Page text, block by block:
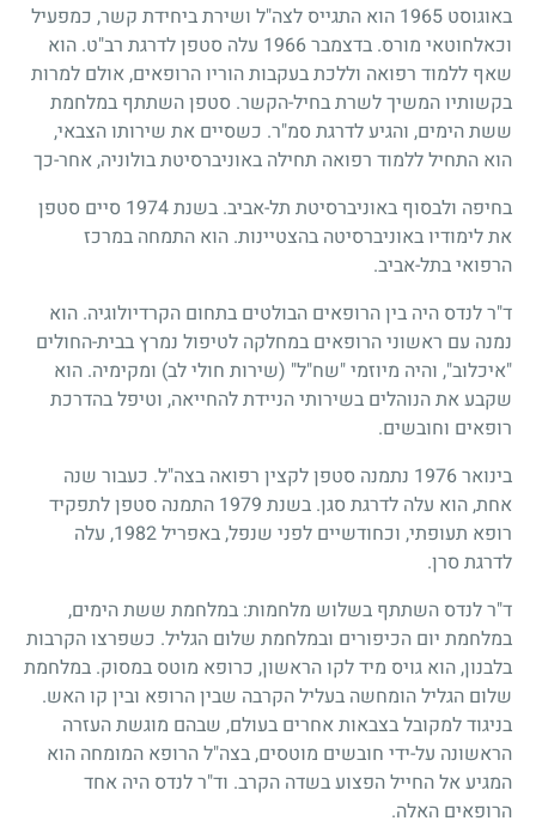
באוגוסט 1965 הוא התגייס לצה"ל ושירת ביחידת קשר, כמפעיל
וכאלחוטאי מורס. בדצמבר1966 עלה סטפן לדרגת רב"ט. הוא
שאף ללמוד רפואה וללכת בעקבות הוריו הרופאים, אולם למרות
בקשותיו המשיך לשרת בחיל-הקשר. סטפן השתתף במלחמת
ששת הימים, והגיע לדרגת סמ"ר. כשסיים את שירותו הצבאי,
הוא התחיל ללמוד רפואה תחילה באוניברסיטת בולוניה, אחר-כך
בחיפה ולבסוף באוניברסיטת תל-אביב. בשנת1974 סיים סטפן
את לימודיו באוניברסיטה בהצטיינות. הוא התמחה במרכז
הרפואי בתל-אביב.
ד"ר לנדס היה בין הרופאים הבולטים בתחום הקרדיולוגיה. הוא
נמנה עם ראשוני הרופאים במחלקה לטיפול נמרץ בבית-החולים
"איכלוב", והיה מיוזמי "שח"ל" (שירות חולי לב) ומקימיה. הוא
שקבע את הנוהלים בשירותי הניידת להחייאה, וטיפל בהדרכת
רופאים וחובשים.
בינואר1976 נתמנה סטפן לקצין רפואה בצה"ל. כעבור שנה
אחת, הוא עלה לדרגת סגן. בשנת 1979 התמנה סטפן לתפקיד
רופא תעופתי, וכחודשיים לפני שנפל, באפריל1982, עלה
לדרגת סרן.
ד"ר לנדס השתתף בשלוש מלחמות: במלחמת ששת הימים,
במלחמת יום הכיפורים ובמלחמת שלום הגליל. כשפרצו הקרבות
בלבנון, הוא גויס מיד לקו הראשון, כרופא מוטס במסוק. במלחמת
שלום הגליל הומחשה בעליל הקרבה שבין הרופא ובין קו האש.
בניגוד למקובל בצבאות אחרים בעולם, שבהם מוגשת העזרה
הראשונה על-ידי חובשים מוטסים, בצה"ל הרופא המומחה הוא
המגיע אל החייל הפצוע בשדה הקרב. וד"ר לנדס היה אחד
הרופאים האלה.